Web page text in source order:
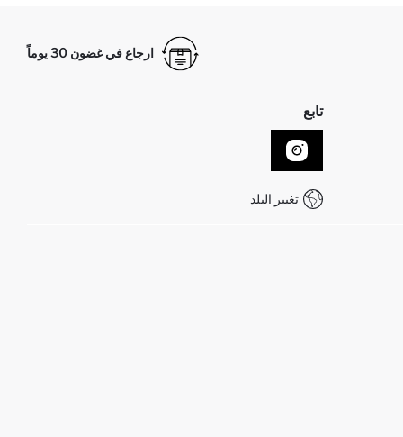
ارجاع في غضون 30 يوماً
تابع
تغيير البلد